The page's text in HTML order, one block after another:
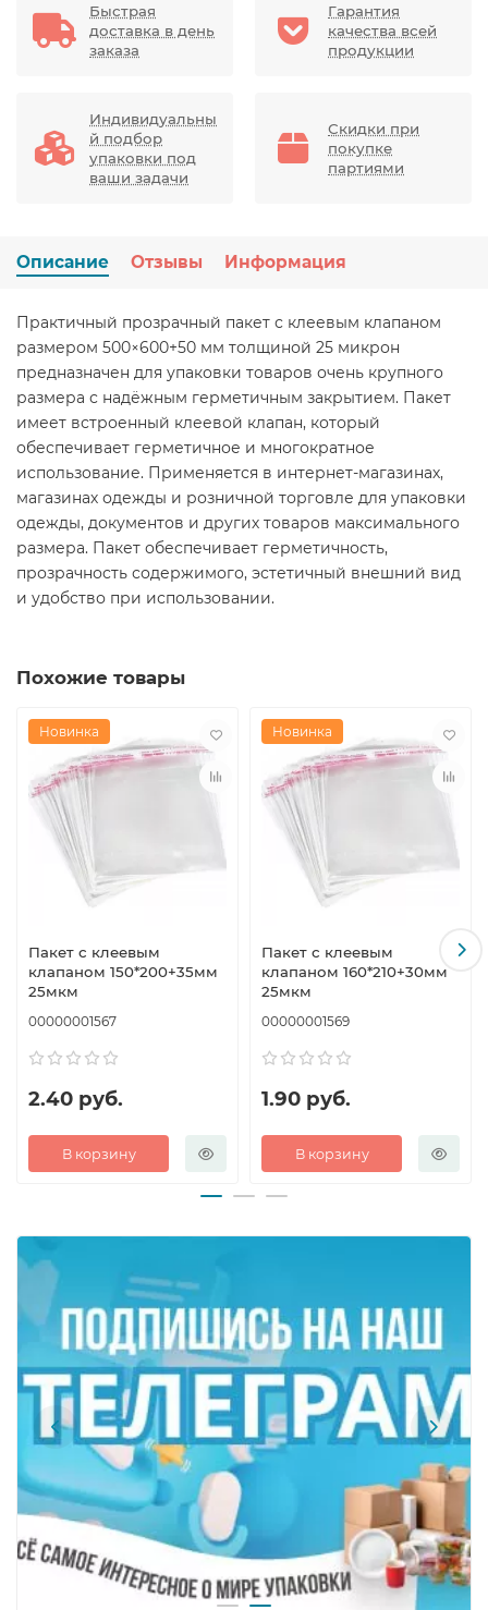
Быстрая
доставка в день
заказа
Гарантия
качества всей
продукции
Индивидуальны
й подбор
упаковки под
ваши задачи
Скидки при
покупке
партиями
Описание Отзывы Информация
Практичный прозрачный пакет с клеевым клапаном
размером 500×600+50 мм толщиной 25 микрон
предназначен для упаковки товаров очень крупного
размера с надёжным герметичным закрытием. Пакет
имеет встроенный клеевой клапан, который
обеспечивает герметичное и многократное
использование. Применяется в интернет-магазинах,
магазинах одежды и розничной торговле для упаковки
одежды, документов и других товаров максимального
размера. Пакет обеспечивает герметичность,
прозрачность содержимого, эстетичный внешний вид
и удобство при использовании.
Похожие товары
Новинка
Пакет с клеевым
клапаном 150*200+35мм
25мкм
00000001567
2.40 руб.
В корзину
Новинка
Пакет с клеевым
клапаном 160*210+30мм
25мкм
00000001569
1.90 руб.
В корзину